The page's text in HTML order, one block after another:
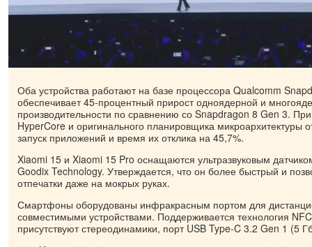
Оба устройства работают на базе процессора Qualcomm
обеспечивает 45-процентный прирост одноядерной и
производительности по сравнению со Snapdragon 8 Gen 3.
HyperCore и оригинального планировщика микроархитектуры
запуск приложений и время их отклика на 45,7%.
Xiaomi 15 и Xiaomi 15 Pro оснащаются ультразвуковым
Goodix Technology. Утверждается, что он более быстрый и
отпечатки даже на мокрых руках.
Смартфоны оборудованы инфракрасным портом для
совместимыми устройствами. Поддерживается технология
присутствуют стереодинамики, порт USB Type-C 3.2 Gen 1 (5